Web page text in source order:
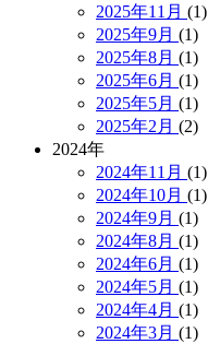
2025年11月 (1)
2025年9月 (1)
2025年8月 (1)
2025年6月 (1)
2025年5月 (1)
2025年2月 (2)
2024年
2024年11月 (1)
2024年10月 (1)
2024年9月 (1)
2024年8月 (1)
2024年6月 (1)
2024年5月 (1)
2024年4月 (1)
2024年3月 (1)